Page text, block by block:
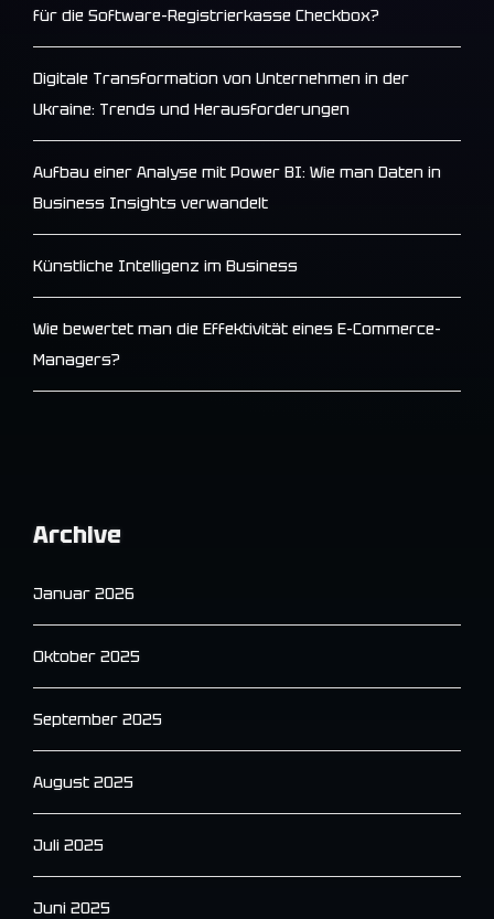
für die Software-Registrierkasse Checkbox?
Digitale Transformation von Unternehmen in der
Ukraine: Trends und Herausforderungen
Aufbau einer Analyse mit Power BI: Wie man Daten in
Business Insights verwandelt
Künstliche Intelligenz im Business
Wie bewertet man die Effektivität eines E-Commerce-
Managers?
Archive
Januar 2026
Oktober 2025
September 2025
August 2025
Juli 2025
Juni 2025